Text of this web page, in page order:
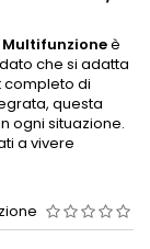
Multifunzioneè
che si adatta
completo di
questa
ogni situazione.
a vivere